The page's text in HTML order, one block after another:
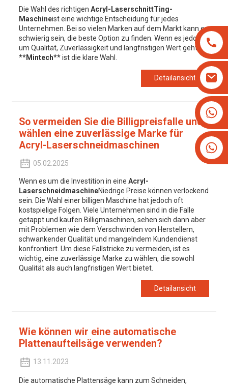
+16266628193
Die Wahl des richtigen Acryl-LaserschnittTing-
Maschineist eine wichtige Entscheidung für jedes
Unternehmen. Bei so vielen Marken auf dem Markt kann es
schwierig sein, die beste Option zu finden. Wenn es jedoch
um Qualität, Zuverlässigkeit und langfristigen Wert geht,
**Mintech** ist die klare Wahl.
Detailansicht
So vermeiden Sie die Billigpreisfalle und
wählen eine zuverlässige Marke für
Acryl-Laserschneidmaschinen
05.02.2025
Wenn es um die Investition in eine Acryl-
LaserschneidmaschineNiedrige Preise können verlockend
sein. Die Wahl einer billigen Maschine hat jedoch oft
kostspielige Folgen. Viele Unternehmen sind in die Falle
getappt und kaufen Billigmaschinen, sehen sich dann aber
mit Problemen wie dem Verschwinden von Herstellern,
schwankender Qualität und mangelndem Kundendienst
konfrontiert. Um diese Fallstricke zu vermeiden, ist es
wichtig, eine zuverlässige Marke zu wählen, die sowohl
Qualität als auch langfristigen Wert bietet.
Detailansicht
Wie können wir eine automatische
Plattenaufteilsäge verwenden?
13.11.2023
Die automatische Plattensäge kann zum Schneiden,